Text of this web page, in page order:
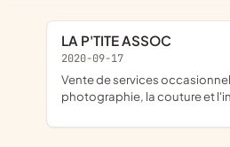
LA P'TITE ASSOC
2020-09-17
Vente de services occasionnels dans la pâtisserie, la
photographie, la couture et